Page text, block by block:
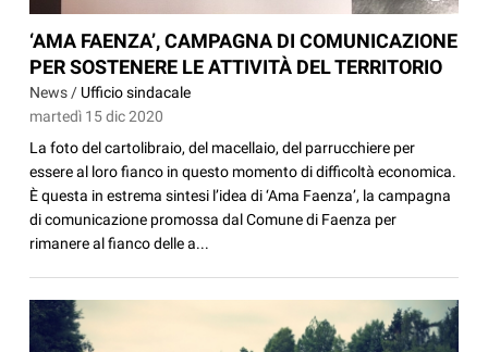
‘AMA FAENZA’, CAMPAGNA DI COMUNICAZIONE
PER SOSTENERE LE ATTIVITÀ DEL TERRITORIO
News / Ufficio sindacale
martedì 15 dic 2020
La foto del cartolibraio, del macellaio, del parrucchiere per
essere al loro fianco in questo momento di difficoltà economica.
È questa in estrema sintesi l’idea di ‘Ama Faenza’, la campagna
di comunicazione promossa dal Comune di Faenza per
rimanere al fianco delle a...